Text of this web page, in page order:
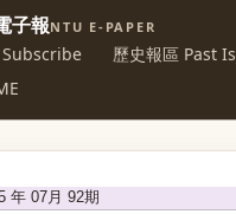
子報NTU E-PAPER
歷史報區 Past
年 07月 92期